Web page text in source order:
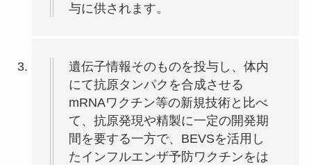
与に供されます。
遺伝子情報そのものを投与し、体内
にて抗原タンパクを合成させる
mRNAワクチン等の新規技術と比べ
て、抗原発現や精製に一定の開発期
間を要する一方で、BEVSを活用し
たインフルエンザ予防ワクチンをは